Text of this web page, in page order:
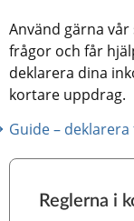
Använd gärna
frågor och får
deklarera dina
kortare uppdrag.
Guide –
Reglerna i